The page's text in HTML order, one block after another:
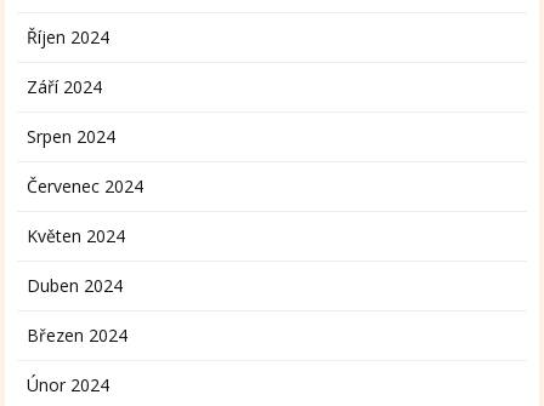
Říjen 2024
Září 2024
Srpen 2024
Červenec 2024
Květen 2024
Duben 2024
Březen 2024
Únor 2024